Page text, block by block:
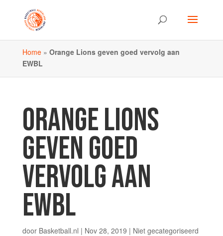
Home» Orange Lions geven goed vervolg aan
EWBL
ORANGE LIONS
GEVEN GOED
VERVOLG AAN
EWBL
door Basketball.nl | Nov 28, 2019 | Niet gecategoriseerd